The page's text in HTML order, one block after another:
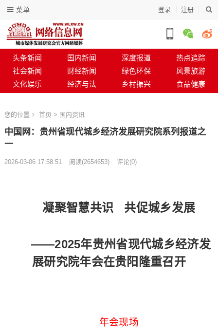
登录 注册
菜单
头条新闻 国内新闻 深度报道
热点追踪
社会新闻
财经新闻 绿色环保
风景旅游
文化娱乐
经济与法 乡村振兴 食品健康
您的位置 首页 > 国内资讯
中国网：贵州省现代城乡经济发展研究院系列报道之
一
2026-03-06 17:58:51 阅读(2654653) 评论(0)
凝聚智慧共识 共促城乡发展
——2025年贵州省现代城乡经济发
展研究院年会在贵阳隆重召开
年会现场